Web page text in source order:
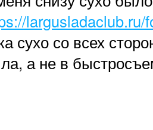
сухо со всех
а не в